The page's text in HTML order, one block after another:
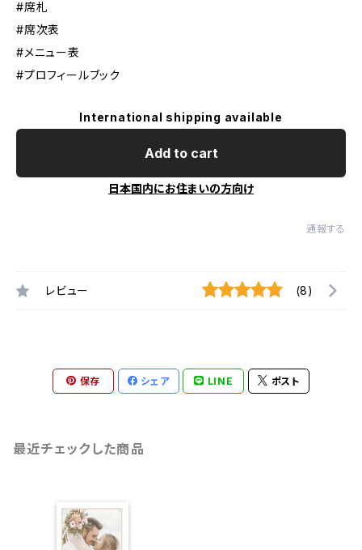
#席札
#席次表
#メニュー表
#プロフィールブック
International shipping available
Add to cart
日本国内にお住まいの方向け
通報する
レビュー (8)
保存 シェア LINE ポスト
最近チェックした商品